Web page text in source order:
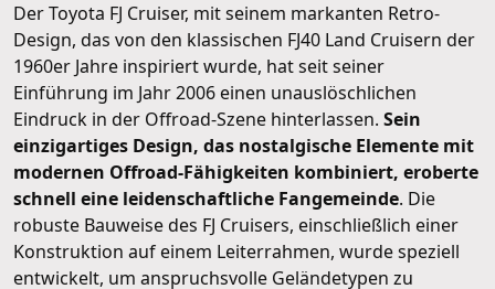
Der Toyota FJ Cruiser, mit seinem markanten Retro-
Design, das von den klassischen FJ40 Land Cruisern der
1960er Jahre inspiriert wurde, hat seit seiner
Einführung im Jahr 2006 einen unauslöschlichen
Eindruck in der Offroad-Szene hinterlassen. Sein
einzigartiges Design, das nostalgische Elemente mit
modernen Offroad-Fähigkeiten kombiniert, eroberte
schnell eine leidenschaftliche Fangemeinde. Die
robuste Bauweise des FJ Cruisers, einschließlich einer
Konstruktion auf einem Leiterrahmen, wurde speziell
entwickelt, um anspruchsvolle Geländetypen zu